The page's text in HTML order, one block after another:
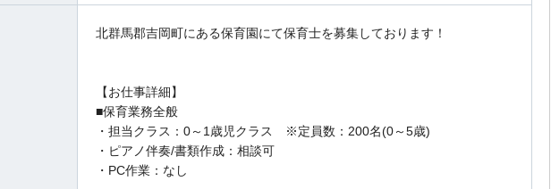
北群馬郡吉岡町にある保育園にて保育士を募集しております！
【お仕事詳細】
■保育業務全般
・担当クラス：0～1歳児クラス ※定員数：200名(0～5歳)
・ピアノ伴奏/書類作成：相談可
・PC作業：なし